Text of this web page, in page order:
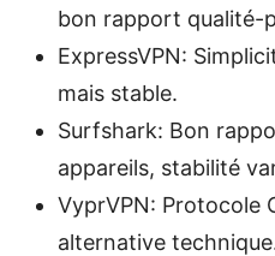
bon rapport qualité-
ExpressVPN:
mais stable.
Surfshark: Bon
appareils, stabilité
VyprVPN: Protocole
alternative